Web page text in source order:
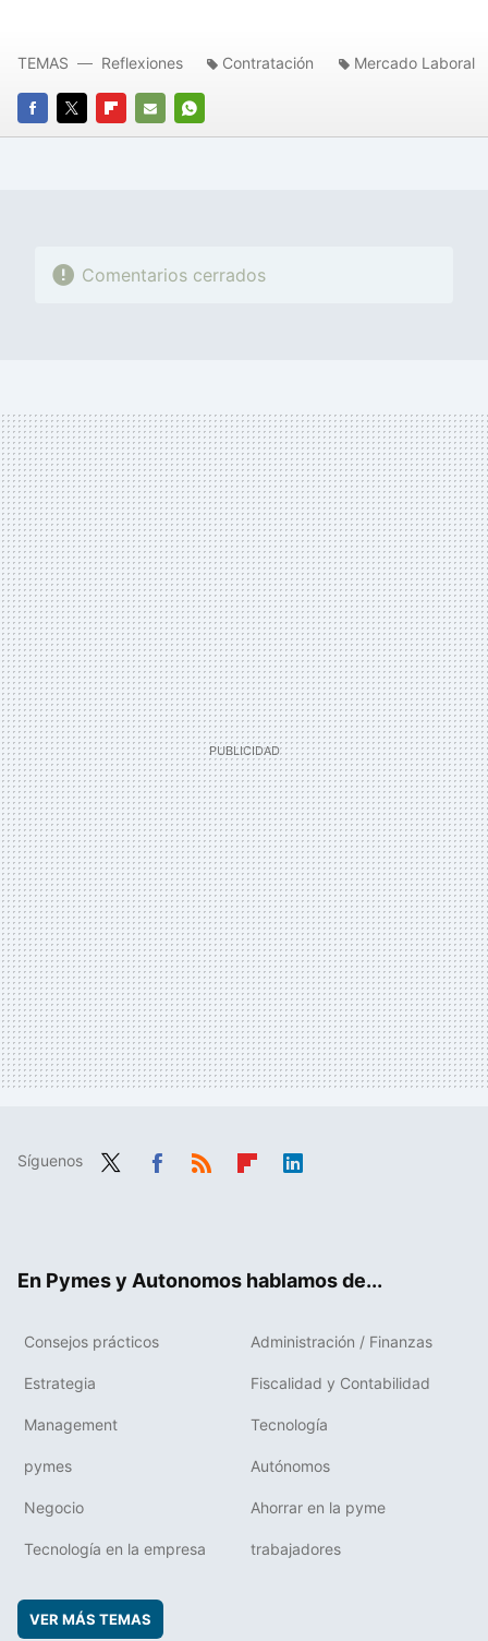
FACEBOOK
TWITTERFLIPBOARD
E-
WHATSAPP
TEMAS Reflexiones Contratación Mercado Laboral
Comentarios cerrados
Síguenos
En Pymes y Autonomos hablamos de...
Consejos prácticos Administración / Finanzas
Estrategia Fiscalidad y Contabilidad
Management Tecnología
pymes Autónomos
Negocio Ahorrar en la pyme
Tecnología en la empresa trabajadores
VER MÁS TEMAS